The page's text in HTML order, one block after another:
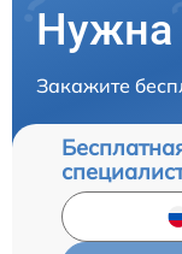
Нужна
Закажите